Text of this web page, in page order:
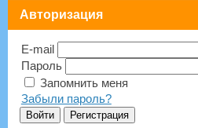
Авторизация
E-mail
Пароль
Запомнить меня
Забыли пароль?